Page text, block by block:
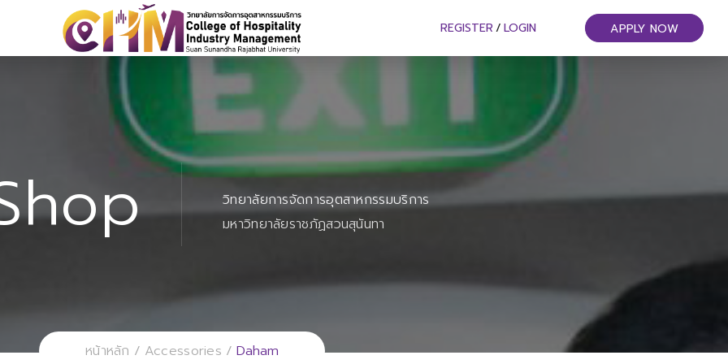
REGISTER / LOGIN APPLY NOW
วิทยาลัยการจัดการอุตสาหกรรมบริการ
มหาวิทยาลัยราชภัฏสวนสุนันทา
หน้าหลัก Accessories Daham